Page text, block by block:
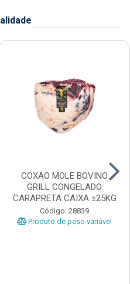
COXAO MOLE BOVINO
GRILL CONGELADO
CARAPRETA CAIXA ±25KG
Código: 28839
Produto de peso variável